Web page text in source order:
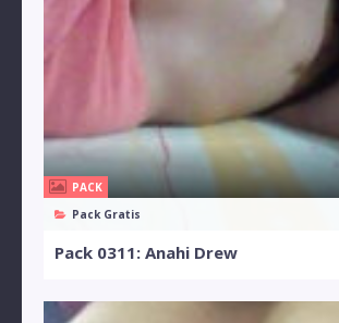
PACK
Pack Gratis
Pack 0311: Anahi Drew